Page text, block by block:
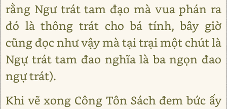
rằng Ngư trát tam đạo mà vua phán ra
đó là thông trát cho bá tính, bây giờ
cũng đọc như vậy mà tại trại một chút là
Ngự trát tam đao nghĩa là ba ngọn đao
ngự trát).
Khi vẽ xong Công Tôn Sách đem bức ấy